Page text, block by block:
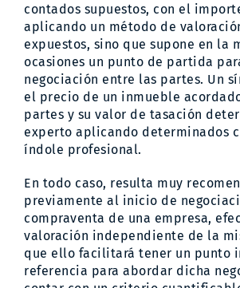
contados supuestos, con el
aplicando un método de
expuestos, sino que supone en la
ocasiones un punto de partida
negociación entre las partes. Un
el precio de un inmueble
partes y su valor de tasación
experto aplicando determinados
índole profesional.
En todo caso, resulta muy
previamente al inicio de
compraventa de una empresa,
valoración independiente de la
que ello facilitará tener un punto
referencia para abordar dicha